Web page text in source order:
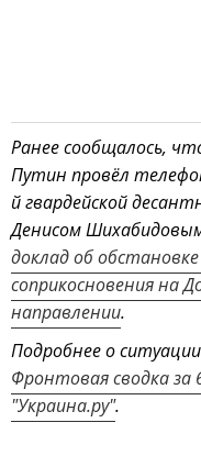
Ранее сообщалось,
Путин провёл
й гвардейской
Денисом
доклад об
соприкосновения на
направлении.
Подробнее о
Фронтовая сводка за
"Украина.ру".